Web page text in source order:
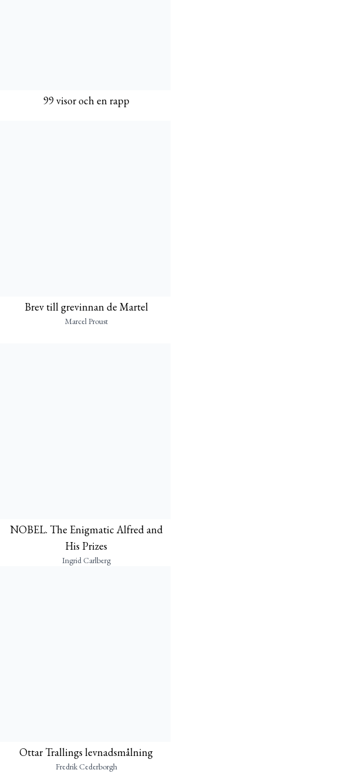
99 visor och en rapp
Brev till grevinnan de Martel
Marcel Proust
NOBEL. The Enigmatic Alfred and
His Prizes
Ingrid Carlberg
Ottar Trallings levnadsmålning
Fredrik Cederborgh